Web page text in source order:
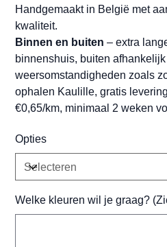
Handgemaakt in België met
kwaliteit.
Binnen en buiten – extra
binnenshuis, buiten
weersomstandigheden zoals
ophalen Kaulille, gratis
€0,65/km, minimaal 2 weken
Opties
Welke kleuren wil je graag?